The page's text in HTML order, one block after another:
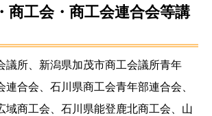
商工会・商工会連合会等講
議所、新潟県加茂市商工会議所青年
連合会、石川県商工会青年部連合会、
域商工会、石川県能登鹿北商工会、山